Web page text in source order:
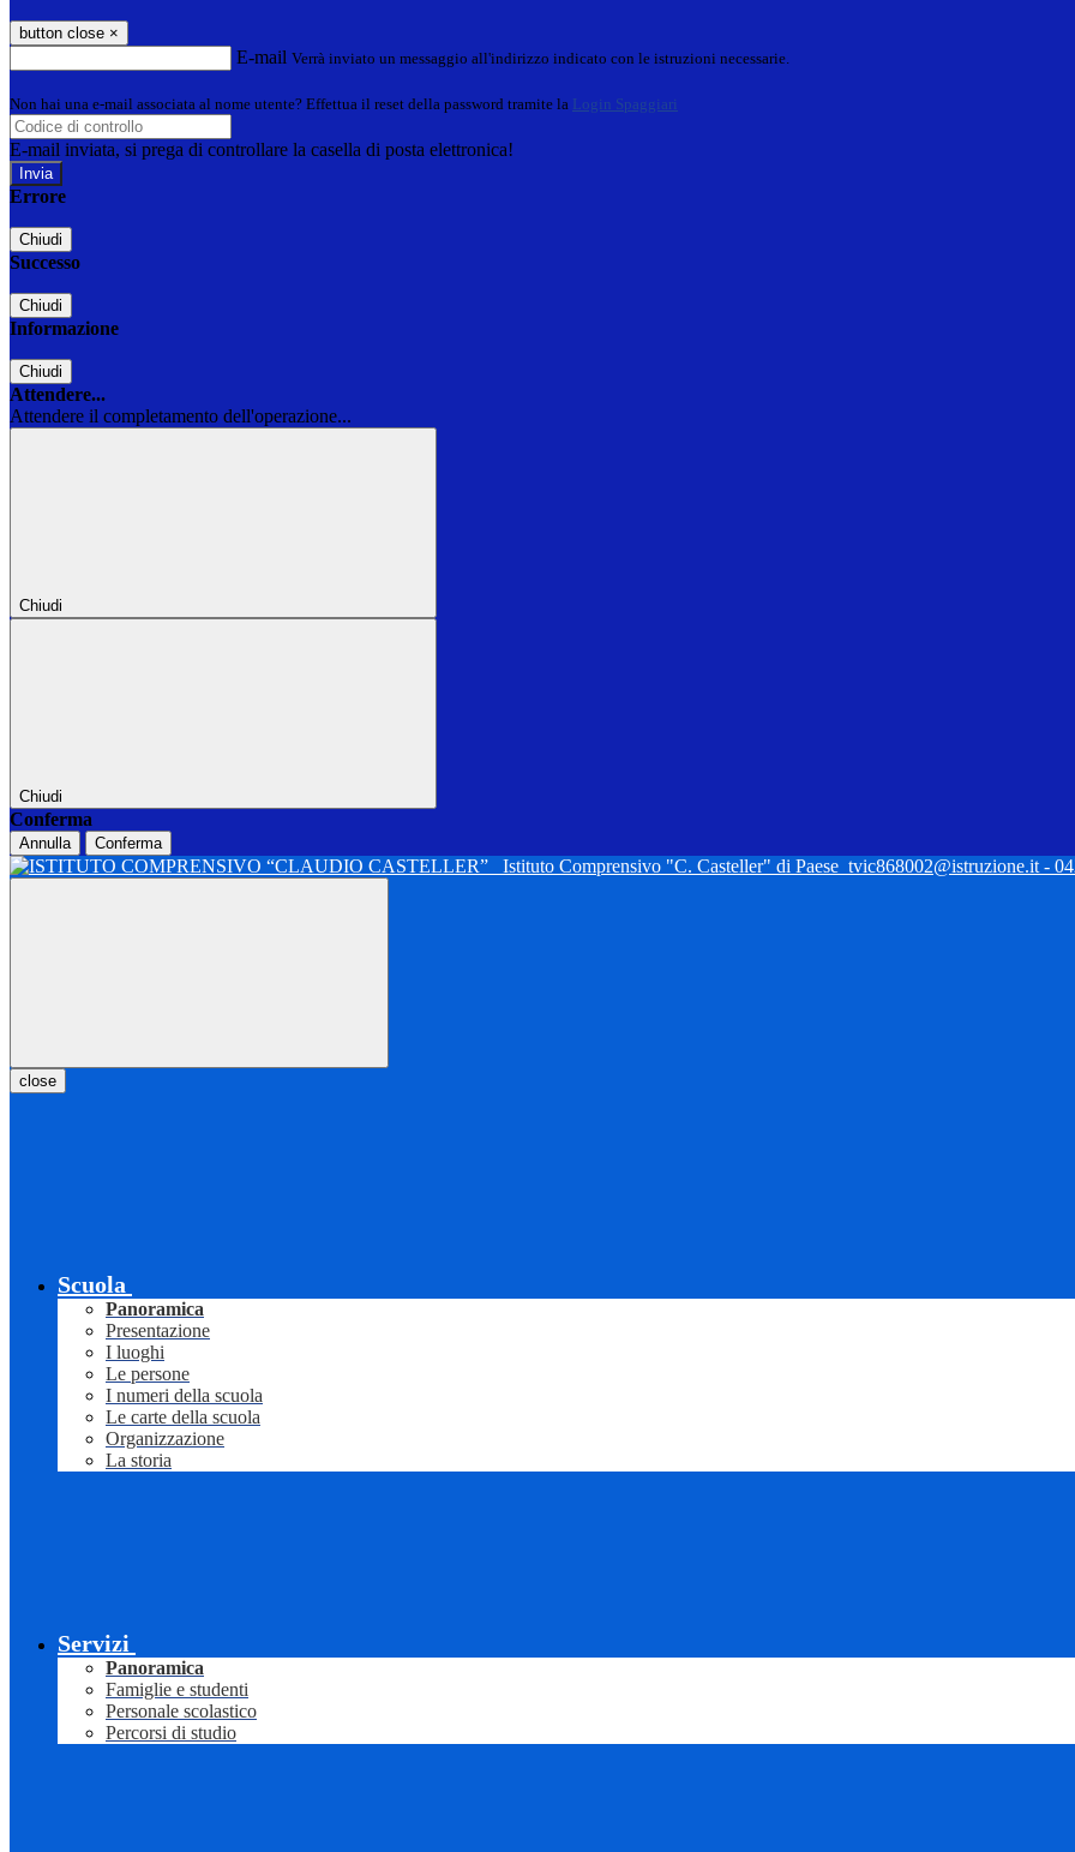
button close ×
E-mail Verrà inviato un messaggio all'indirizzo indicato con le istruzioni necessarie.
Non hai una e-mail associata al nome utente? Effettua il reset della password tramite la Login Spaggiari
E-mail inviata, si prega di controllare la casella di posta elettronica!
Errore
Chiudi
Successo
Chiudi
Informazione
Chiudi
Attendere...
Attendere il completamento dell'operazione...
Chiudi
Chiudi
Conferma
Annulla Conferma
Istituto Comprensivo "C. Casteller" di Paese tvic868002@istruzione.it -
close
Scuola
Panoramica
Presentazione
I luoghi
Le persone
I numeri della scuola
Le carte della scuola
Organizzazione
La storia
Servizi
Panoramica
Famiglie e studenti
Personale scolastico
Percorsi di studio